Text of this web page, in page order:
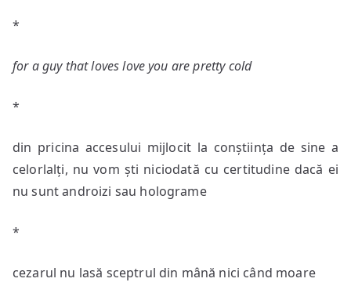
*
for a guy that loves love you are pretty cold
*
din pricina accesului mijlocit la conștiința de sine a
celorlalți, nu vom ști niciodată cu certitudine dacă ei
nu sunt androizi sau holograme
*
cezarul nu lasă sceptrul din mână nici când moare